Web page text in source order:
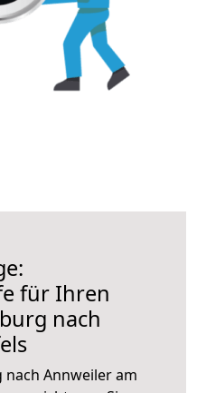
für Ihren
nach
Annweiler am